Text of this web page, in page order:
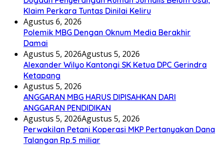
Klaim Perkara Tuntas Dinilai Keliru
Agustus 6, 2026
Polemik MBG Dengan Oknum Media Berakhir
Damai
Agustus 5, 2026Agustus 5, 2026
Alexander Wilyo Kantongi SK Ketua DPC Gerindra
Ketapang
Agustus 5, 2026
ANGGARAN MBG HARUS DIPISAHKAN DARI
ANGGARAN PENDIDIKAN
Agustus 5, 2026Agustus 5, 2026
Perwakilan Petani Koperasi MKP Pertanyakan Dana
Talangan Rp.5 miliar